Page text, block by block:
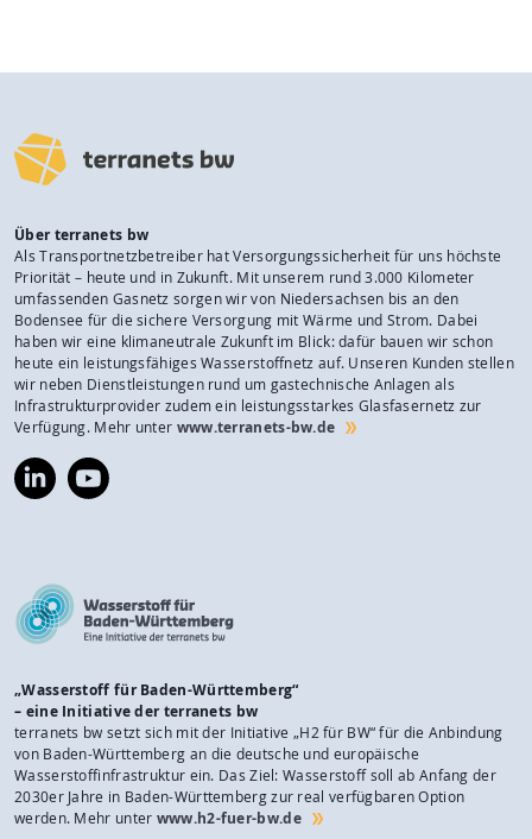
Über terranets bw
Als Transportnetzbetreiber hat Versorgungssicherheit für uns höchste
Priorität – heute und in Zukunft. Mit unserem rund 3.000 Kilometer
umfassenden Gasnetz sorgen wir von Niedersachsen bis an den
Bodensee für die sichere Versorgung mit Wärme und Strom. Dabei
haben wir eine klimaneutrale Zukunft im Blick: dafür bauen wir schon
heute ein leistungsfähiges Wasserstoffnetz auf. Unseren Kunden stellen
wir neben Dienstleistungen rund um gastechnische Anlagen als
Infrastrukturprovider zudem ein leistungsstarkes Glasfasernetz zur
Verfügung. Mehr unter www.terranets-bw.de
https://www.linkedin.com/company/terranets-
bw-
https://www.youtube.com/@terranetsbw
„Wasserstoff für Baden-Württemberg“
– eine Initiative der terranets bw
terranets bw setzt sich mit der Initiative „H2 für BW“ für die Anbindung
von Baden-Württemberg an die deutsche und europäische
Wasserstoffinfrastruktur ein. Das Ziel: Wasserstoff soll ab Anfang der
2030er Jahre in Baden-Württemberg zur real verfügbaren Option
werden. Mehr unter www.h2-fuer-bw.de